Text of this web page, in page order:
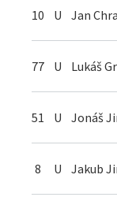
10 U Jan
77 U Lukáš
51 U Jonáš
8 U Jakub